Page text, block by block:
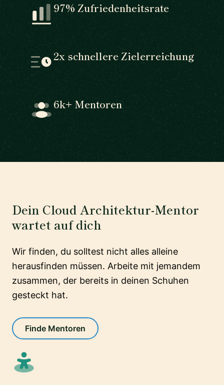
97% Zufriedenheitsrate
2x schnellere Zielerreichung
6k+ Mentoren
Dein Cloud Architektur-Mentor
wartet auf dich
Wir finden, du solltest nicht alles alleine
herausfinden müssen. Arbeite mit jemandem
zusammen, der bereits in deinen Schuhen
gesteckt hat.
Finde Mentoren